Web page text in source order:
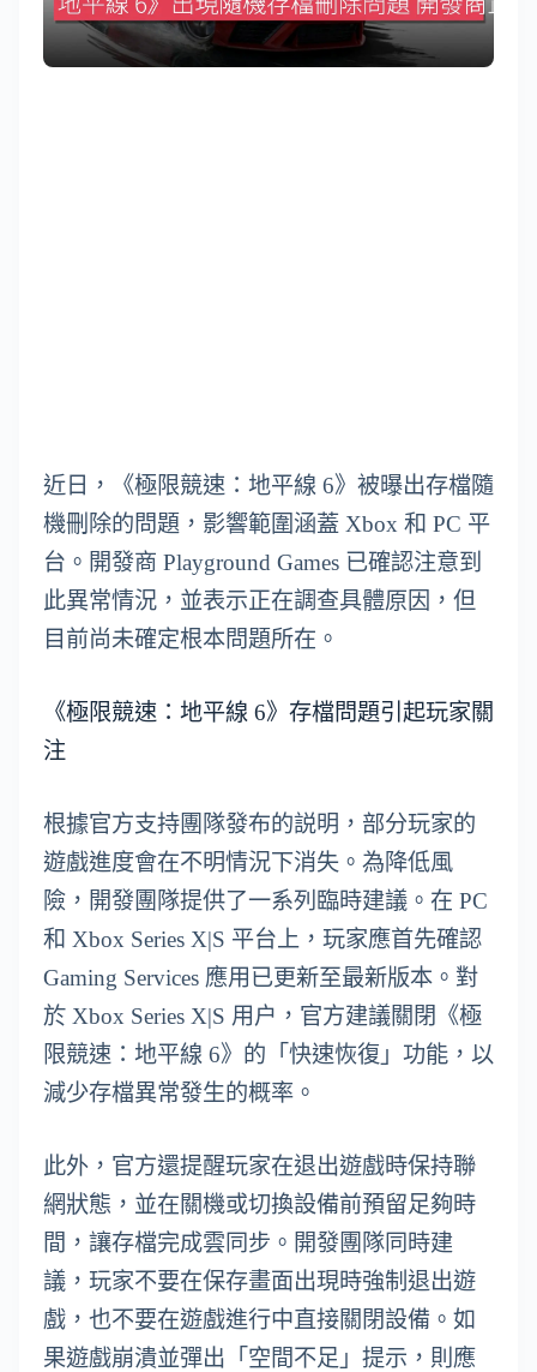
近日，《極限競速：地平線 6》被曝出存檔隨
機刪除的問題，影響範圍涵蓋 Xbox 和 PC 平
台。開發商 Playground Games 已確認注意到
此異常情況，並表示正在調查具體原因，但
目前尚未確定根本問題所在。
《極限競速：地平線 6》存檔問題引起玩家關
注
根據官方支持團隊發布的説明，部分玩家的
遊戲進度會在不明情況下消失。為降低風
險，開發團隊提供了一系列臨時建議。在 PC
和 Xbox Series X|S 平台上，玩家應首先確認
Gaming Services 應用已更新至最新版本。對
於 Xbox Series X|S 用户，官方建議關閉《極
限競速：地平線 6》的「快速恢復」功能，以
減少存檔異常發生的概率。
此外，官方還提醒玩家在退出遊戲時保持聯
網狀態，並在關機或切換設備前預留足夠時
間，讓存檔完成雲同步。開發團隊同時建
議，玩家不要在保存畫面出現時強制退出遊
戲，也不要在遊戲進行中直接關閉設備。如
果遊戲崩潰並彈出「空間不足」提示，則應